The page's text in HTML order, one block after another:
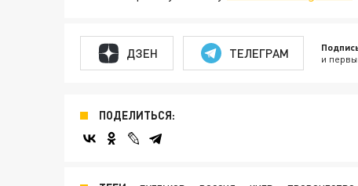
ДЗЕН ТЕЛЕГРАМ и
ПОДЕЛИТЬСЯ: